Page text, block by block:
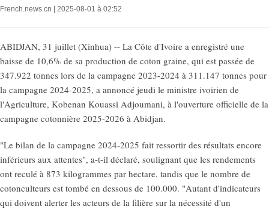
French.news.cn | 2025-08-01 à 02:52
ABIDJAN, 31 juillet (Xinhua) -- La Côte d'Ivoire a enregistré une
baisse de 10,6% de sa production de coton graine, qui est passée de
347.922 tonnes lors de la campagne 2023-2024 à 311.147 tonnes pour
la campagne 2024-2025, a annoncé jeudi le ministre ivoirien de
l'Agriculture, Kobenan Kouassi Adjoumani, à l'ouverture officielle de la
campagne cotonnière 2025-2026 à Abidjan.
"Le bilan de la campagne 2024-2025 fait ressortir des résultats encore
inférieurs aux attentes", a-t-il déclaré, soulignant que les rendements
ont reculé à 873 kilogrammes par hectare, tandis que le nombre de
cotonculteurs est tombé en dessous de 100.000. "Autant d'indicateurs
qui doivent alerter les acteurs de la filière sur la nécessité d'un